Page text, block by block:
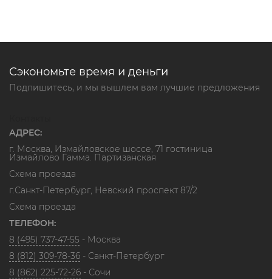
Сэкономьте время и деньги
Подпишитесь, и мы вышлем вам лучшие предложения
АДРЕС:
г. Москва, Измайловское шоссе, 71 гостиница
Измайлово Гамма. Партизанская
Схема проезда
г.Санкт-Петербург, Невский проспект 87/2
Схема проезда
ТЕЛЕФОН:
8 (495) 737-47-55 - Москва
8 (812) 309-78-36 - Санкт-Петербург
8 (862) 225-72-26 - Сочи